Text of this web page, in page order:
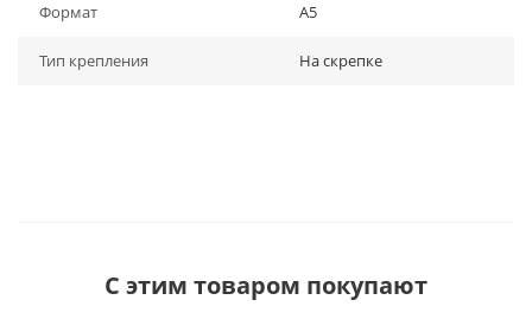
Формат A5
Тип крепления На скрепке
С этим товаром покупают